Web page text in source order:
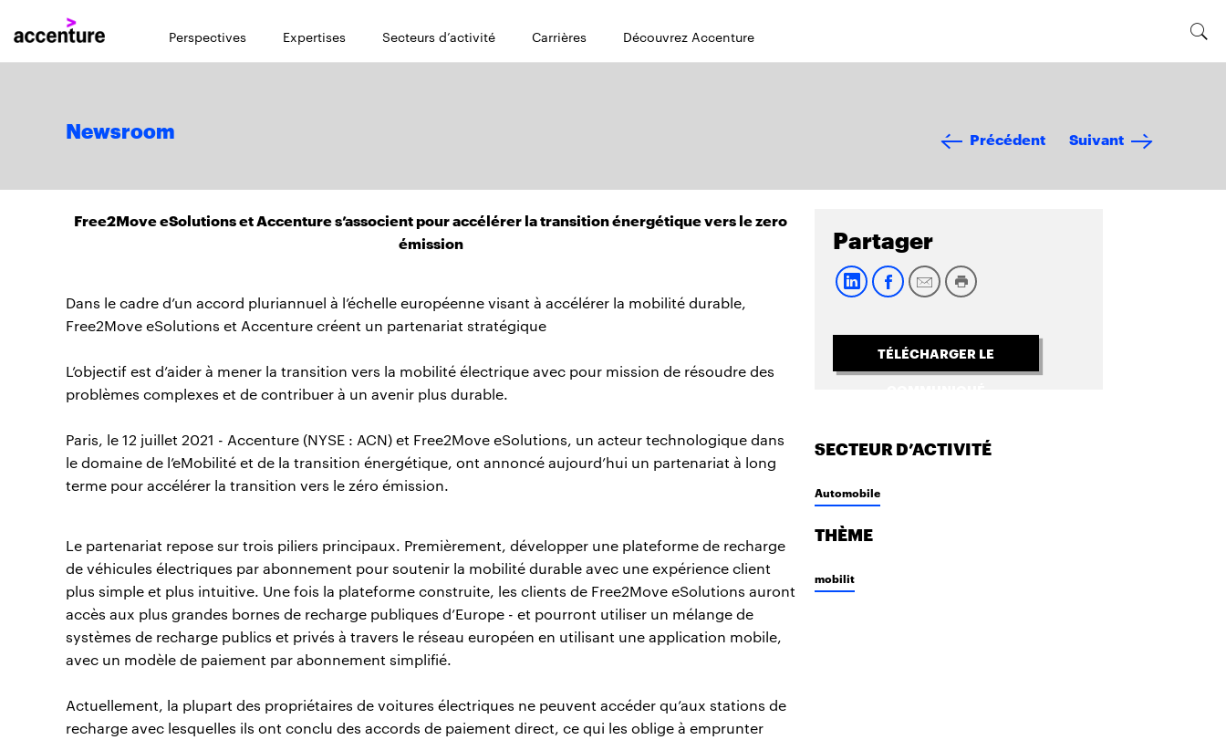
Perspectives Expertises Secteurs d’activité Carrières Découvrez Accenture
Newsroom Précédent Suivant
Free2Move eSolutions et Accenture s’associent pour accélérer la transition énergétique vers le zero
émission
Dans le cadre d’un accord pluriannuel à l’échelle européenne visant à accélérer la mobilité durable,
Free2Move eSolutions et Accenture créent un partenariat stratégique
L’objectif est d’aider à mener la transition vers la mobilité électrique avec pour mission de résoudre des
problèmes complexes et de contribuer à un avenir plus durable.
Paris, le 12 juillet 2021 - Accenture (NYSE : ACN) et Free2Move eSolutions, un acteur technologique dans
le domaine de l’eMobilité et de la transition énergétique, ont annoncé aujourd’hui un partenariat à long
terme pour accélérer la transition vers le zéro émission.
Le partenariat repose sur trois piliers principaux. Premièrement, développer une plateforme de recharge
de véhicules électriques par abonnement pour soutenir la mobilité durable avec une expérience client
plus simple et plus intuitive. Une fois la plateforme construite, les clients de Free2Move eSolutions auront
accès aux plus grandes bornes de recharge publiques d’Europe - et pourront utiliser un mélange de
systèmes de recharge publics et privés à travers le réseau européen en utilisant une application mobile,
avec un modèle de paiement par abonnement simplifié.
Actuellement, la plupart des propriétaires de voitures électriques ne peuvent accéder qu’aux stations de
recharge avec lesquelles ils ont conclu des accords de paiement direct, ce qui les oblige à emprunter
Partager
TÉLÉCHARGER LE
SECTEUR D’ACTIVITÉ
Automobile
THÈME
mobilit